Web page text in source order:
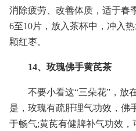
消除疲劳、改善体质，适于春
6至10片，放入茶杯中，冲入
颗红枣。
14、玫瑰佛手黄芪茶
不要小看这“三朵花”，放
是，玫瑰有疏肝理气功效，佛
于畅气;黄芪有健脾补气功效